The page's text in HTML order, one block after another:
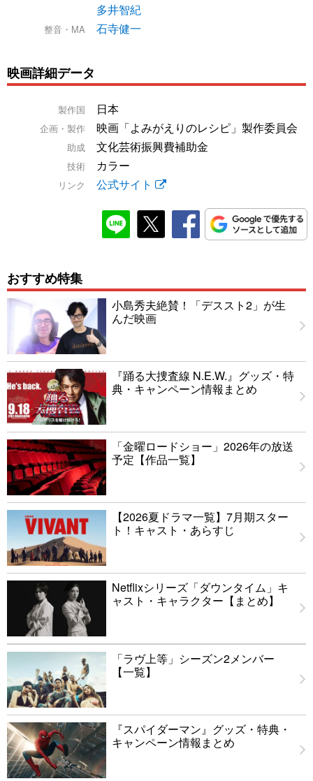
多井智紀
整音・MA 石寺健一
映画詳細データ
製作国 日本
企画・製作 映画「よみがえりのレシピ」製作委員会
助成 文化芸術振興費補助金
技術 カラー
リンク 公式サイト
おすすめ特集
小島秀夫絶賛！「デススト2」が生
んだ映画
『踊る大捜査線 N.E.W.』グッズ・特
典・キャンペーン情報まとめ
「金曜ロードショー」2026年の放送
予定【作品一覧】
【2026夏ドラマ一覧】7月期スター
ト！キャスト・あらすじ
Netflixシリーズ「ダウンタイム」キ
ャスト・キャラクター【まとめ】
「ラヴ上等」シーズン2メンバー
【一覧】
『スパイダーマン』グッズ・特典・
キャンペーン情報まとめ